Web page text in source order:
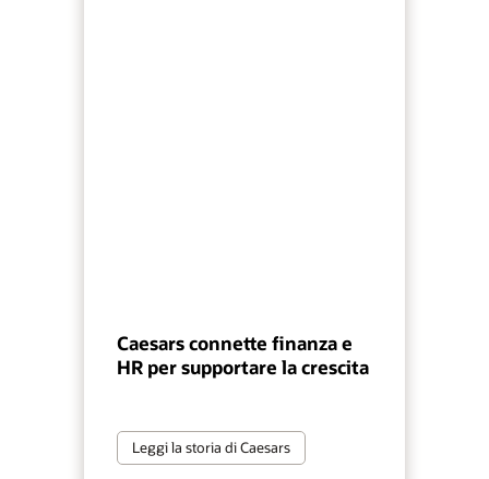
Caesars connette finanza e
HR per supportare la crescita
Leggi la storia di Caesars